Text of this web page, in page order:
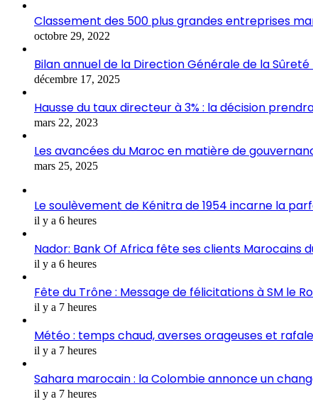
Classement des 500 plus grandes entreprises
octobre 29, 2022
Bilan annuel de la Direction Générale de la
décembre 17, 2025
Hausse du taux directeur à 3% : la décision
mars 22, 2023
Les avancées du Maroc en matière de
mars 25, 2025
Le soulèvement de Kénitra de 1954 incarne la
il y a 6 heures
Nador: Bank Of Africa fête ses clients Marocains
il y a 6 heures
Fête du Trône : Message de félicitations à SM le
il y a 7 heures
Météo : temps chaud, averses orageuses et
il y a 7 heures
Sahara marocain : la Colombie annonce un
il y a 7 heures